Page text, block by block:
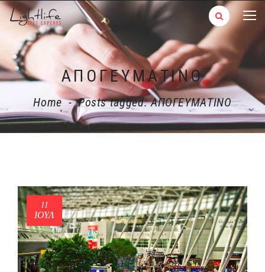
ΑΠΟΓΕΥΜΑΤΙΝΟ
Home - Posts tagged: ΑΠΟΓΕΥΜΑΤΙΝΟ
11
ΙΟΎΛ